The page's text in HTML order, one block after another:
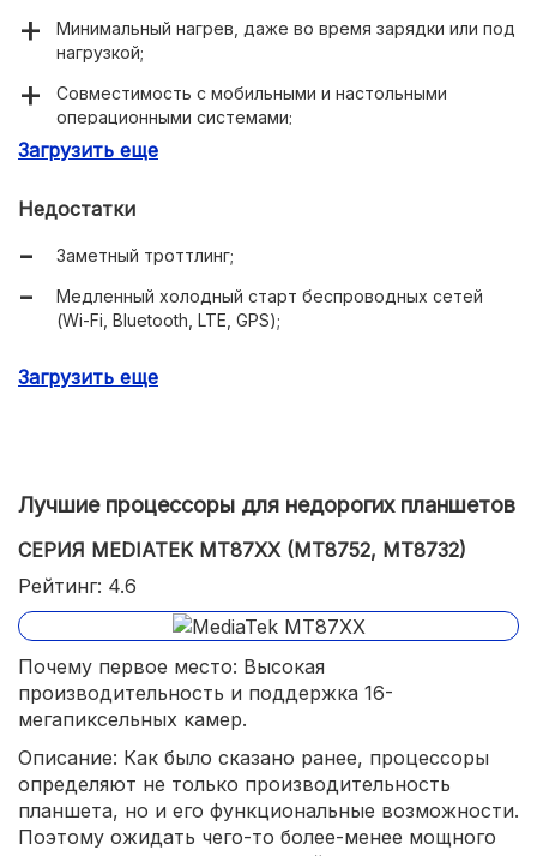
Минимальный нагрев, даже во время зарядки или под
нагрузкой;
Совместимость с мобильными и настольными
операционными системами;
Компактность компьютеров, в которых они
Загрузить еще
Недостатки
Заметный троттлинг;
Медленный холодный старт беспроводных сетей
(Wi-Fi, Bluetooth, LTE, GPS);
обеспечения процессоров.
Загрузить еще
Лучшие процессоры для недорогих планшетов
СЕРИЯ MEDIATEK MT87XX (MT8752, MT8732)
Рейтинг: 4.6
Почему первое место: Высокая
производительность и поддержка 16-
мегапиксельных камер.
Описание: Как было сказано ранее, процессоры
определяют не только производительность
планшета, но и его функциональные возможности.
Поэтому ожидать чего-то более-менее мощного